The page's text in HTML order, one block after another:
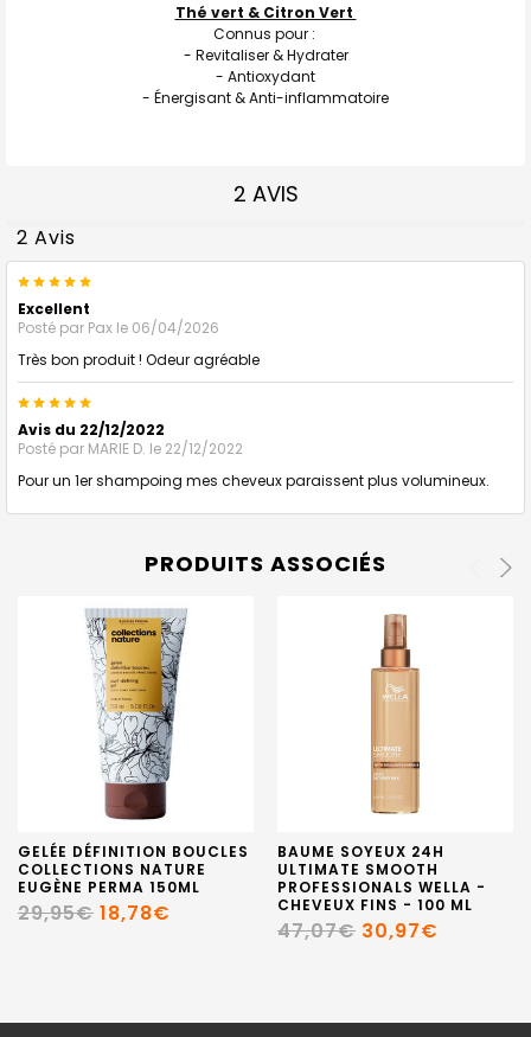
Thé vert & Citron Vert
Connus pour :
- Revitaliser & Hydrater
- Antioxydant
- Énergisant & Anti-inflammatoire
2 AVIS
2 Avis
5
Excellent
Posté par Pax le 06/04/2026
Très bon produit ! Odeur agréable
5
Avis du 22/12/2022
Posté par MARIE D. le 22/12/2022
Pour un 1er shampoing mes cheveux paraissent plus volumineux.
PRODUITS ASSOCIÉS
GELÉE DÉFINITION BOUCLES
COLLECTIONS NATURE
EUGÈNE PERMA 150ML
29,95€ 18,78€
BAUME SOYEUX 24H
ULTIMATE SMOOTH
PROFESSIONALS WELLA -
CHEVEUX FINS - 100 ML
47,07€ 30,97€